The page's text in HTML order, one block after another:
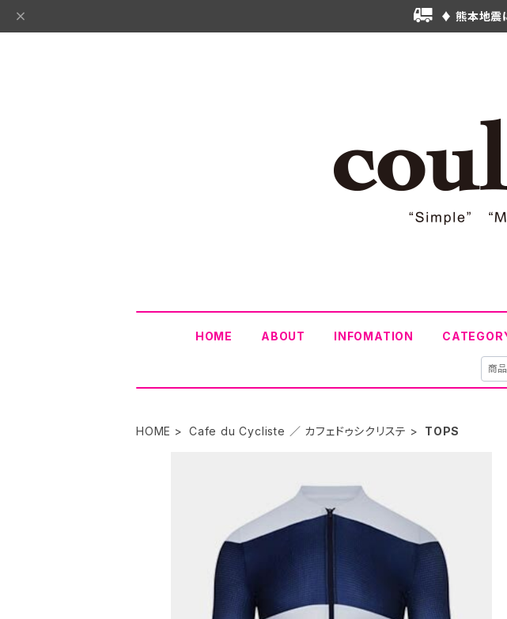
♦ 熊本地震
HOME ABOUT INFOMATION
HOME Cafe du Cycliste ／ カフェドゥシクリステ TOPS